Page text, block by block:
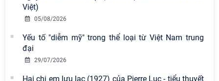
Việt)
05/08/2026
Yếu tố "diễm mỹ" trong thể loại từ Việt Nam trung
đại
29/07/2026
Hai chị em lưu lạc (1927) của Pierre Lục - tiểu thuyết